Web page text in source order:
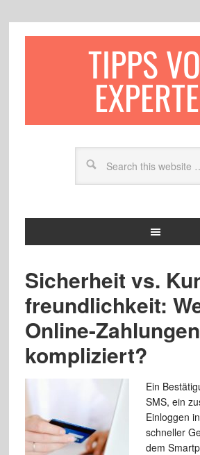
TIPPS
Sicherheit vs.
freundlichkeit:
Online-
kompliziert?
Ein
SMS, ein
Einloggen
schneller
dem